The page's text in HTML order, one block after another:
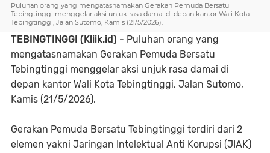
Puluhan orang yang mengatasnamakan Gerakan Pemuda Bersatu
Tebingtinggi menggelar aksi unjuk rasa damai di depan kantor Wali Kota
Tebingtinggi, Jalan Sutomo, Kamis (21/5/2026).
TEBINGTINGGI (Kliik.id) - Puluhan orang yang
mengatasnamakan Gerakan Pemuda Bersatu
Tebingtinggi menggelar aksi unjuk rasa damai di
depan kantor Wali Kota Tebingtinggi, Jalan Sutomo,
Kamis (21/5/2026).
Gerakan Pemuda Bersatu Tebingtinggi terdiri dari 2
elemen yakni Jaringan Intelektual Anti Korupsi (JIAK)